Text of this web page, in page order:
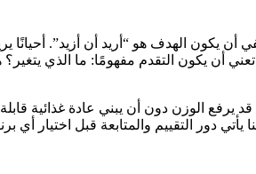
الهدف هو “أريد أن أزيد”. أحيانًا
أن يكون التقدم مفهومًا: ما الذي
الوزن دون أن يبني عادة غذائية
دور التقييم والمتابعة قبل اختيار أي